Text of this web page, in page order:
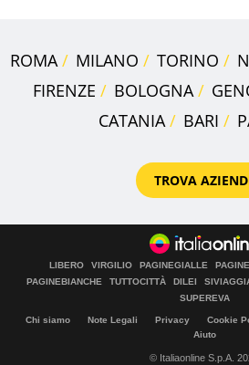
ROMA MILANO TORINO
FIRENZE
BOLOGNA
CATANIA
BARI
TROVA
LIBERO VIRGILIO PAGINEGIALLE
PAGINEBIANCHE
TUTTOCITTÀ DILEI
SUPEREVA
Chi siamo Note Legali Privacy Cookie
Aiuto
© Italiaonline S.p.A.